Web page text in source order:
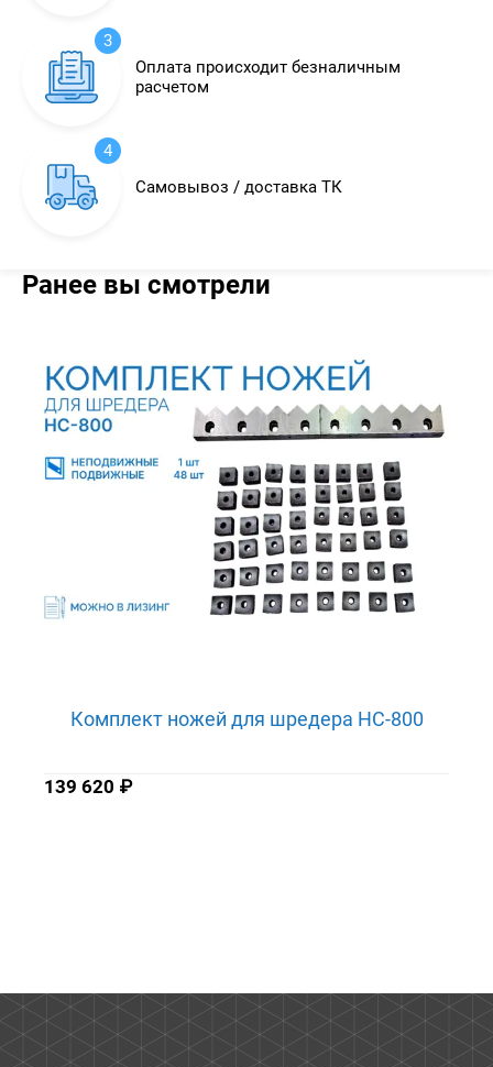
3
Оплата происходит безналичным
расчетом
4
Самовывоз / доставка ТК
Ранее вы смотрели
Комплект ножей для шредера HC-800
139 620 ₽